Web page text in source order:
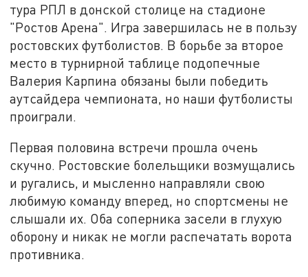
тура РПЛ в донской столице на стадионе
"Ростов Арена". Игра завершилась не в пользу
ростовских футболистов. В борьбе за второе
место в турнирной таблице подопечные
Валерия Карпина обязаны были победить
аутсайдера чемпионата, но наши футболисты
проиграли.
Первая половина встречи прошла очень
скучно. Ростовские болельщики возмущались
и ругались, и мысленно направляли свою
любимую команду вперед, но спортсмены не
слышали их. Оба соперника засели в глухую
оборону и никак не могли распечатать ворота
противника.